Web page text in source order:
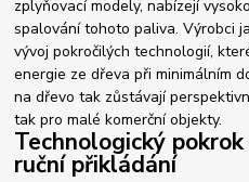
zplyňovací modely, nabízejí
spalování tohoto paliva. Výrobci
vývoj pokročilých technologií,
energie ze dřeva při minimálním
na dřevo tak zůstávají
tak pro malé komerční objekty.
Technologický
ruční přikládání